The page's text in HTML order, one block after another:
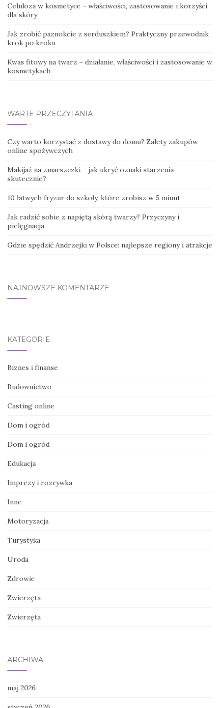
Celuloza w kosmetyce – właściwości, zastosowanie i korzyści
dla skóry
Jak zrobić paznokcie z serduszkiem? Praktyczny przewodnik
krok po kroku
Kwas fitowy na twarz – działanie, właściwości i zastosowanie w
kosmetykach
WARTE PRZECZYTANIA
Czy warto korzystać z dostawy do domu? Zalety zakupów
online spożywczych
Makijaż na zmarszczki – jak ukryć oznaki starzenia
skutecznie?
10 łatwych fryzur do szkoły, które zrobisz w 5 minut
Jak radzić sobie z napiętą skórą twarzy? Przyczyny i
pielęgnacja
Gdzie spędzić Andrzejki w Polsce: najlepsze regiony i atrakcje
NAJNOWSZE KOMENTARZE
KATEGORIE
Biznes i finanse
Budownictwo
Casting online
Dom i ogród
Dom i ogród
Edukacja
Imprezy i rozrywka
Inne
Motoryzacja
Turystyka
Uroda
Zdrowie
Zwierzęta
Zwierzęta
ARCHIWA
maj 2026